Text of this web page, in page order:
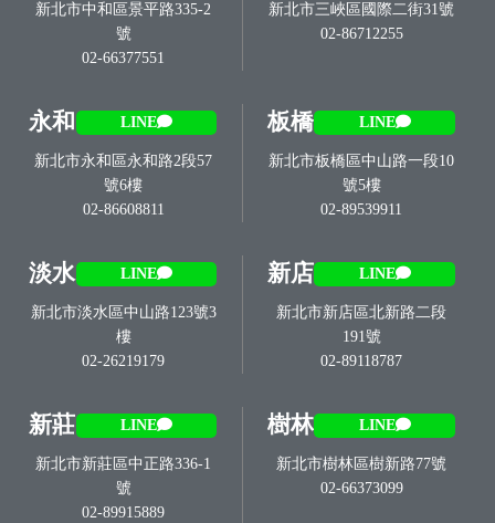
新北市中和區景平路335-2
號
02-66377551
新北市三峽區國際二街31號
02-86712255
永和 LINE
新北市永和區永和路2段57
號6樓
02-86608811
板橋 LINE
新北市板橋區中山路一段10
號5樓
02-89539911
淡水 LINE
新北市淡水區中山路123號3
樓
02-26219179
新店 LINE
新北市新店區北新路二段
191號
02-89118787
新莊 LINE
新北市新莊區中正路336-1
號
02-89915889
樹林 LINE
新北市樹林區樹新路77號
02-66373099